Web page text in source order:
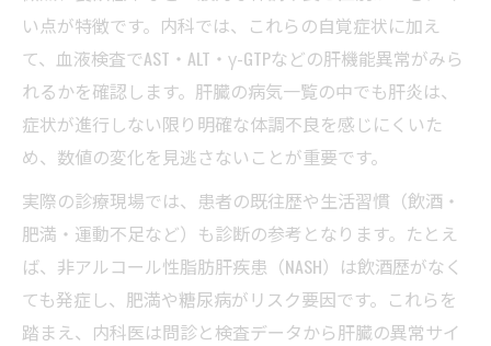
い点が特徴です。内科では、これらの自覚症状に加え
て、血液検査でAST・ALT・γ-GTPなどの肝機能異常がみら
れるかを確認します。肝臓の病気一覧の中でも肝炎は、
症状が進行しない限り明確な体調不良を感じにくいた
め、数値の変化を見逃さないことが重要です。
実際の診療現場では、患者の既往歴や生活習慣（飲酒・
肥満・運動不足など）も診断の参考となります。たとえ
ば、非アルコール性脂肪肝疾患（NASH）は飲酒歴がなく
ても発症し、肥満や糖尿病がリスク要因です。これらを
踏まえ、内科医は問診と検査データから肝臓の異常サイ